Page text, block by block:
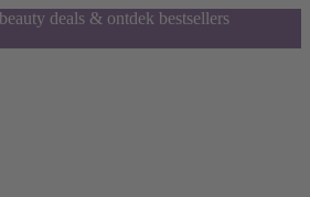
deals & ontdek bestsellers